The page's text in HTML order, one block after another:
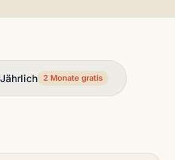
Jährlich 2 Monate gratis